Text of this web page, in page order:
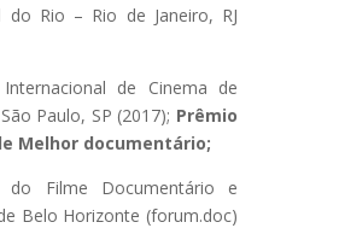
do Rio – Rio de Janeiro, RJ
de Cinema de
Paulo, SP (2017); Prêmio
Melhor documentário;
do Filme Documentário e
Belo Horizonte (forum.doc)